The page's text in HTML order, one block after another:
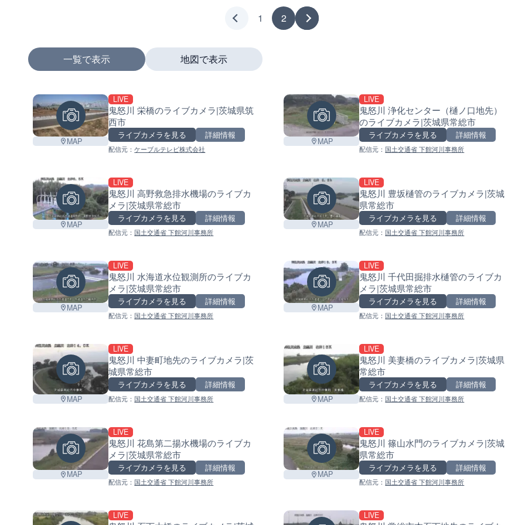
1 2
一覧で表示
MAP
LIVE
鬼怒川 栄橋のライブカメラ|茨城県筑
西市
ライブカメラを見る 詳細情報
配信元：ケーブルテレビ株式会社
MAP
LIVE
鬼怒川 浄化センター（樋ノ口地先）
のライブカメラ|茨城県常総市
ライブカメラを見る 詳細情報
配信元： 国土交通省 下館河川事務所
MAP
LIVE
鬼怒川 高野救急排水機場のライブカ
メラ|茨城県常総市
ライブカメラを見る 詳細情報
配信元： 国土交通省 下館河川事務所
MAP
LIVE
鬼怒川 豊坂樋管のライブカメラ|茨城
県常総市
ライブカメラを見る 詳細情報
配信元： 国土交通省 下館河川事務所
MAP
LIVE
鬼怒川 水海道水位観測所のライブカ
メラ|茨城県常総市
ライブカメラを見る 詳細情報
配信元： 国土交通省 下館河川事務所
MAP
LIVE
鬼怒川 千代田掘排水樋管のライブカ
メラ|茨城県常総市
ライブカメラを見る 詳細情報
配信元： 国土交通省 下館河川事務所
MAP
LIVE
鬼怒川 中妻町地先のライブカメラ|茨
城県常総市
ライブカメラを見る 詳細情報
配信元： 国土交通省 下館河川事務所 MAP
LIVE
鬼怒川 美妻橋のライブカメラ|茨城県
常総市
ライブカメラを見る 詳細情報
配信元： 国土交通省 下館河川事務所
MAP
LIVE
鬼怒川 花島第二揚水機場のライブカ
メラ|茨城県常総市
ライブカメラを見る 詳細情報
配信元： 国土交通省 下館河川事務所
MAP
LIVE
鬼怒川 篠山水門のライブカメラ|茨城
県常総市
ライブカメラを見る 詳細情報
配信元： 国土交通省 下館河川事務所
LIVE LIVE
地図で表示
+
−
Leaflet|©GoogleMap